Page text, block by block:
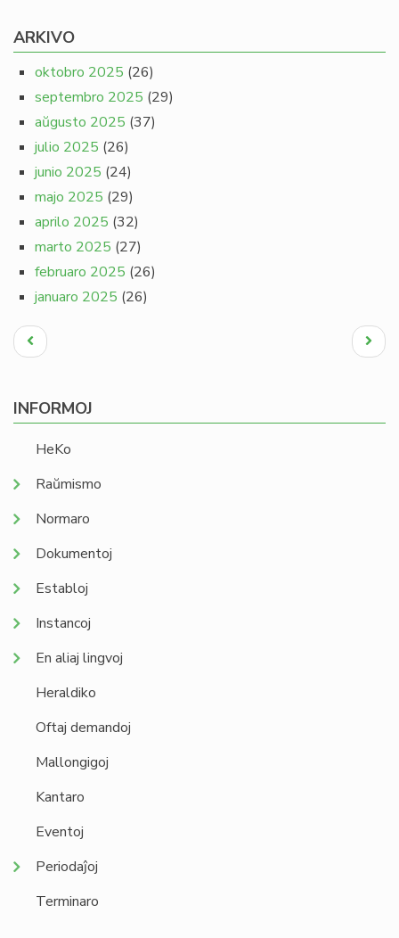
ARKIVO
oktobro 2025 (26)
septembro 2025 (29)
aŭgusto 2025 (37)
julio 2025 (26)
junio 2025 (24)
majo 2025 (29)
aprilo 2025 (32)
marto 2025 (27)
februaro 2025 (26)
januaro 2025 (26)
Pagination
Antaŭa
paĝo
Next
page
INFORMOJ
HeKo
Raŭmismo
Normaro
Dokumentoj
Establoj
Instancoj
En aliaj lingvoj
Heraldiko
Oftaj demandoj
Mallongigoj
Kantaro
Eventoj
Periodaĵoj
Terminaro